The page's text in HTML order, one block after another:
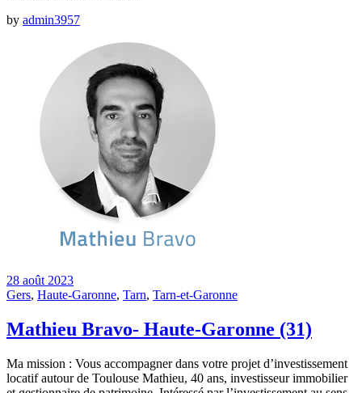
by admin3957
28 août 2023
Gers, Haute-Garonne, Tarn, Tarn-et-Garonne
Mathieu Bravo- Haute-Garonne (31)
Ma mission : Vous accompagner dans votre projet d’investissement
locatif autour de Toulouse Mathieu, 40 ans, investisseur immobilier